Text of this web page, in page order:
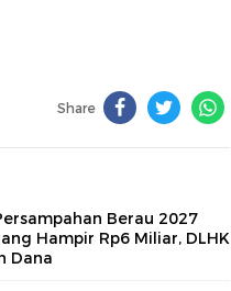
Share
Berau 2027
Hampir Rp6 Miliar, DLHK
Dana